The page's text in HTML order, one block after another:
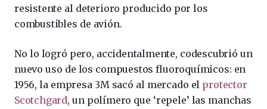
resistente al deterioro producido por los
combustibles de avión.
No lo logró pero, accidentalmente, codescubrió un
nuevo uso de los compuestos fluoroquímicos: en
1956, la empresa 3M sacó al mercado el protector
Scotchgard, un polímero que ‘repele’ las manchas